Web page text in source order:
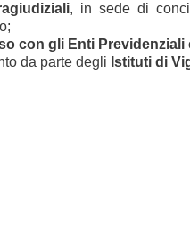
, in sede di
con gli Enti Previdenziali
da parte degli Istituti di